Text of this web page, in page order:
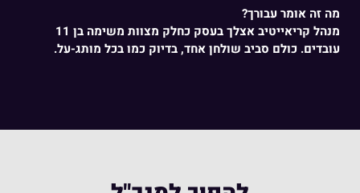
מה זה אומר עבורך?
מנהל קריאייטיב אצלך בעסק כחלק מצוות משימה בן 11
עובדים. כולם סביב שולחן אחד, בדיוק כמו בכל מותג-על.